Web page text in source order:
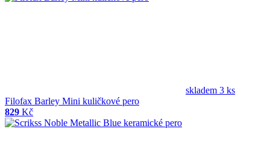
skladem 3 ks
Filofax Barley Mini kuličkové pero
829 Kč